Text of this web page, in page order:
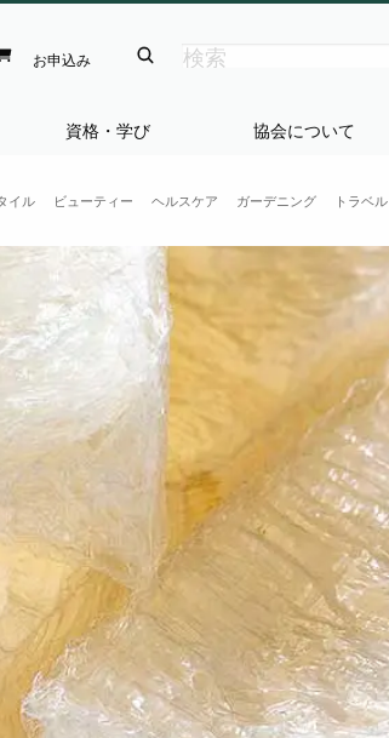
お申込み
資格・学び 協会について
イル ビューティー ヘルスケア ガーデニング トラベル